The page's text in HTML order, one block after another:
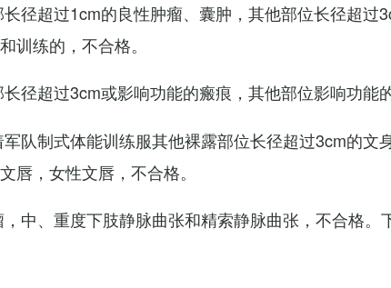
径超过1cm的良性肿瘤、囊肿，其他部位长径超过
训练的，不合格。
径超过3cm或影响功能的瘢痕，其他部位影响功能
队制式体能训练服其他裸露部位长径超过3cm的文
唇，女性文唇，不合格。
中、重度下肢静脉曲张和精索静脉曲张，不合格。